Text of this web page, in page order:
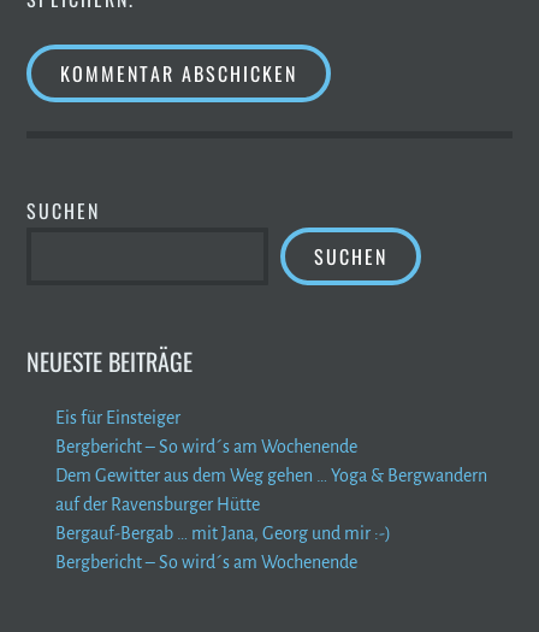
SUCHEN
SUCHEN
NEUESTE BEITRÄGE
Eis für Einsteiger
Bergbericht – So wird´s am Wochenende
Dem Gewitter aus dem Weg gehen … Yoga & Bergwandern
auf der Ravensburger Hütte
Bergauf-Bergab … mit Jana, Georg und mir :-)
Bergbericht – So wird´s am Wochenende